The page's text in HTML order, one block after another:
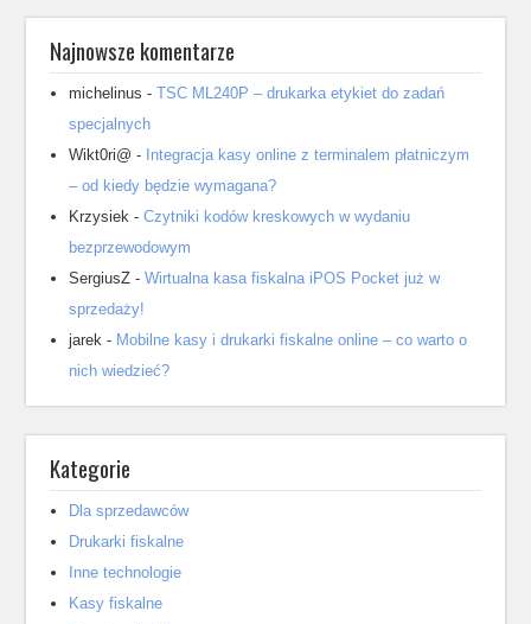
Najnowsze komentarze
michelinus -TSC ML240P – drukarka etykiet do zadań
specjalnych
Wikt0ri@ - Integracja kasy online z terminalem płatniczym
– od kiedy będzie wymagana?
Krzysiek -Czytniki kodów kreskowych w wydaniu
bezprzewodowym
SergiusZ -Wirtualna kasa fiskalna iPOS Pocket już w
sprzedaży!
jarek - Mobilne kasy i drukarki fiskalne online – co warto o
nich wiedzieć?
Kategorie
Dla sprzedawców
Drukarki fiskalne
Inne technologie
Kasy fiskalne